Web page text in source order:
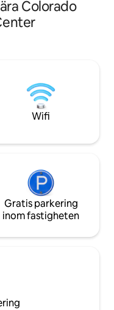
kvarter från
Colorado
Wifi
Gratis parkering
inom fastigheten